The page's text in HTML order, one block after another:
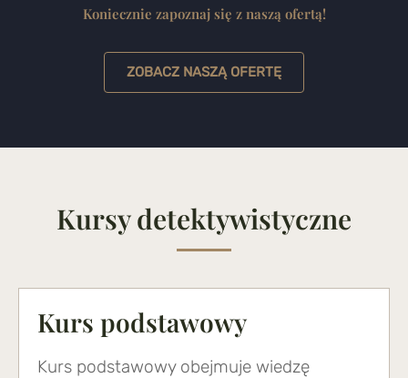
Koniecznie zapoznaj się z naszą ofertą!
ZOBACZ NASZĄ OFERTĘ
Kursy detektywistyczne
Kurs podstawowy
Kurs podstawowy obejmuje wiedzę